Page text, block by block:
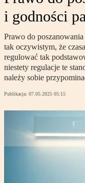
i godności
Prawo do
tak oczywistym, że
regulować tak
niestety regulacje te
należy sobie
Publikacja: 07.05.2025 05:15